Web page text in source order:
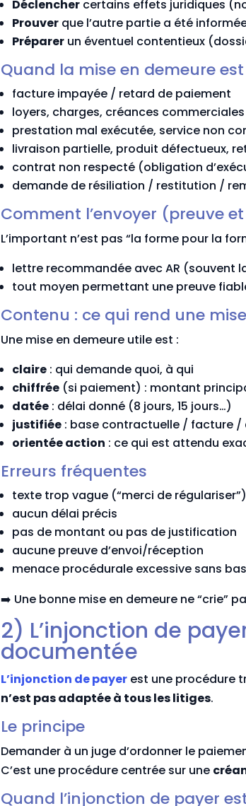
Déclenchercertains effets juridiques
Prouverque l’autre partie a été
Préparerun éventuel contentieux
Quand la mise en demeure
facture impayée / retard de paiement
loyers, charges, créances commerciales
prestation mal exécutée, service non
livraison partielle, produit défectueux,
contrat non respecté (obligation
demande de résiliation / restitution /
Comment l’envoyer (preuve
L’important n’est pas “la forme pour la
lettre recommandée avec AR (souvent
tout moyen permettant une preuve
Contenu : ce qui rend une
Une mise en demeure utile est :
claire: qui demande quoi, à qui
chiffrée(si paiement) : montant
datée: délai donné (8 jours, 15 jours…)
justifiée: base contractuelle / facture
orientée action : ce qui est attendu
Erreurs fréquentes
texte trop vague (“merci de régulariser”)
aucun délai précis
pas de montant ou pas de justification
aucune preuve d’envoi/réception
menace procédurale excessive sans
➡️ Une bonne mise en demeure ne “crie”
2) L’injonction de
documentée
L’injonction de payerest une procédure
n’est pas adaptée à tous les litiges.
Le principe
Demander à un juge d’ordonner le
C’est une procédure centrée sur une
Quand l’injonction de payer